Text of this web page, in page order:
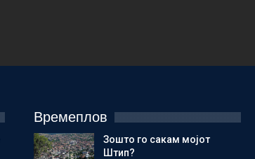
Времеплов
Зошто го сакам мојот
Штип?